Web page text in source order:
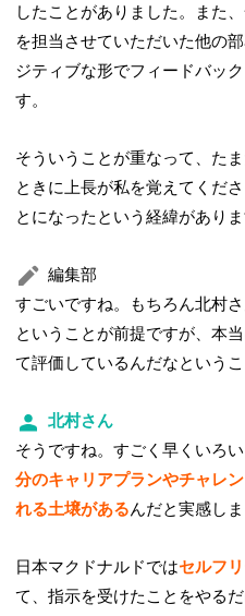
したことがありました。また
を担当させていただいた他の
ジティブな形でフィードバッ
す。
そういうことが重なって、た
ときに上長が私を覚えてくだ
とになったという経緯がありま
編集部
すごいですね。もちろん北村
ということが前提ですが、本
て評価しているんだなというこ
北村さん
そうですね。すごく早くいろ
分のキャリアプランやチャレ
れる土壌があるんだと実感しま
日本マクドナルドではセルフ
て、指示を受けたことをやる